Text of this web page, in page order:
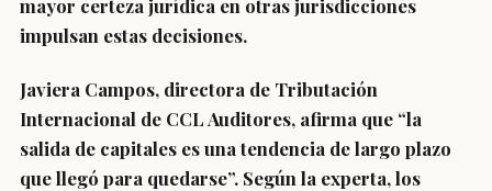
mayor certeza jurídica en otras jurisdicciones
impulsan estas decisiones.
Javiera Campos, directora de Tributación
Internacional de CCL Auditores, afirma que “la
salida de capitales es una tendencia de largo plazo
que llegó para quedarse”. Según la experta, los